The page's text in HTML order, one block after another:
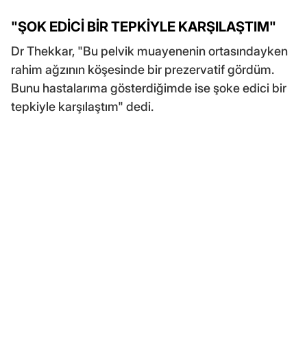
"ŞOK EDİCİ BİR TEPKİYLE KARŞILAŞTIM"
Dr Thekkar, "Bu pelvik muayenenin ortasındayken
rahim ağzının köşesinde bir prezervatif gördüm.
Bunu hastalarıma gösterdiğimde ise şoke edici bir
tepkiyle karşılaştım" dedi.